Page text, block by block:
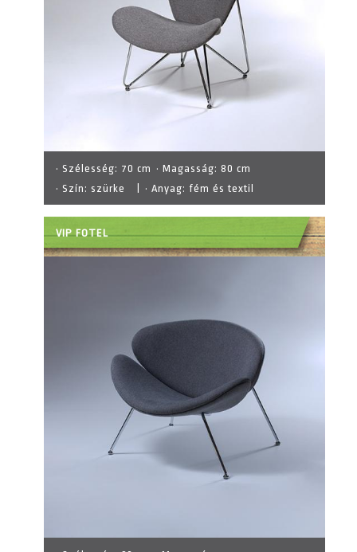
· Szélesség: 70 cm · Magasság: 80 cm
· Szín: szürke · Anyag: fém és textil
VIP FOTEL